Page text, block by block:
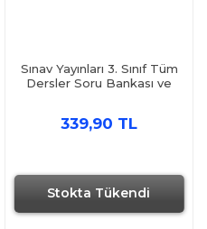
Stokta Tükendi
Sınav Yayınları 3. Sınıf Tüm
Dersler Soru Bankası ve
339,90 TL